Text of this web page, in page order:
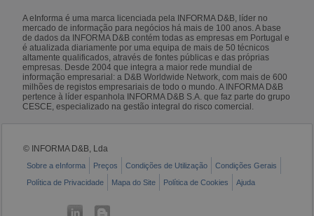
A eInforma é uma marca licenciada pela INFORMA D&B, líder no
mercado de informação para negócios há mais de 100 anos. A base
de dados da INFORMA D&B contém todas as empresas em Portugal e
é atualizada diariamente por uma equipa de mais de 50 técnicos
altamente qualificados, através de fontes públicas e das próprias
empresas. Desde 2004 que integra a maior rede mundial de
informação empresarial: a D&B Worldwide Network, com mais de 600
milhões de registos empresariais de todo o mundo. A INFORMA D&B
pertence à líder espanhola INFORMA D&B S.A. que faz parte do grupo
CESCE, especializado na gestão integral do risco comercial.
© INFORMA D&B, Lda
Sobre a eInforma Preços Condições de Utilização
Condições Gerais
Política de Privacidade
Mapa do Site Política de Cookies Ajuda